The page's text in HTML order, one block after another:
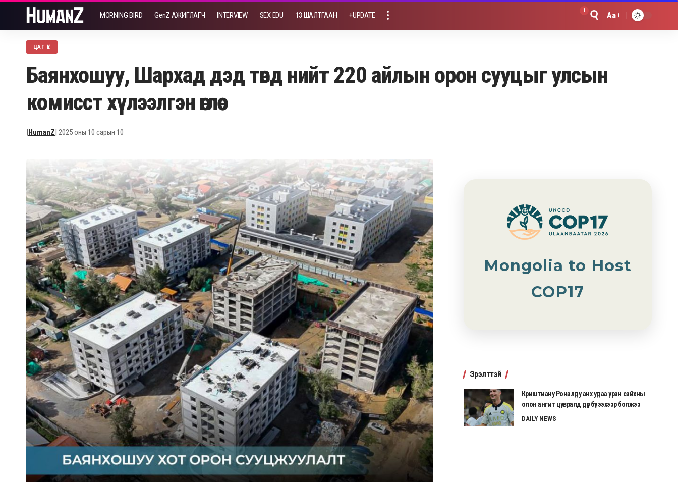
MORNING BIRD GenZ АЖИГЛАГЧ INTERVIEW SEX EDU 13 ШАЛТГААН +UPDATE
1
Font
Aa
ЦАГ ҮЕ
Баянхошуу, Шархад дэд төвд нийт 220 айлын орон сууцыг улсын
комисст хүлээлгэн өглөө
|HumanZ| 2025 оны 10 сарын 10
Mongolia to Host
COP17
Эрэлттэй
Криштиану Роналду анх удаа уран сайхны
олон ангит цувралд дүр бүтээхээр болжээ
DAILY NEWS